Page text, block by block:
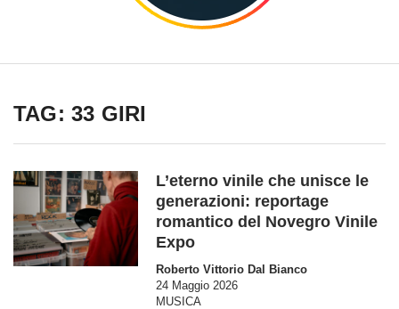
TAG: 33 GIRI
L’eterno vinile che unisce le
generazioni: reportage
romantico del Novegro Vinile
Expo
Roberto Vittorio Dal Bianco
24 Maggio 2026
MUSICA